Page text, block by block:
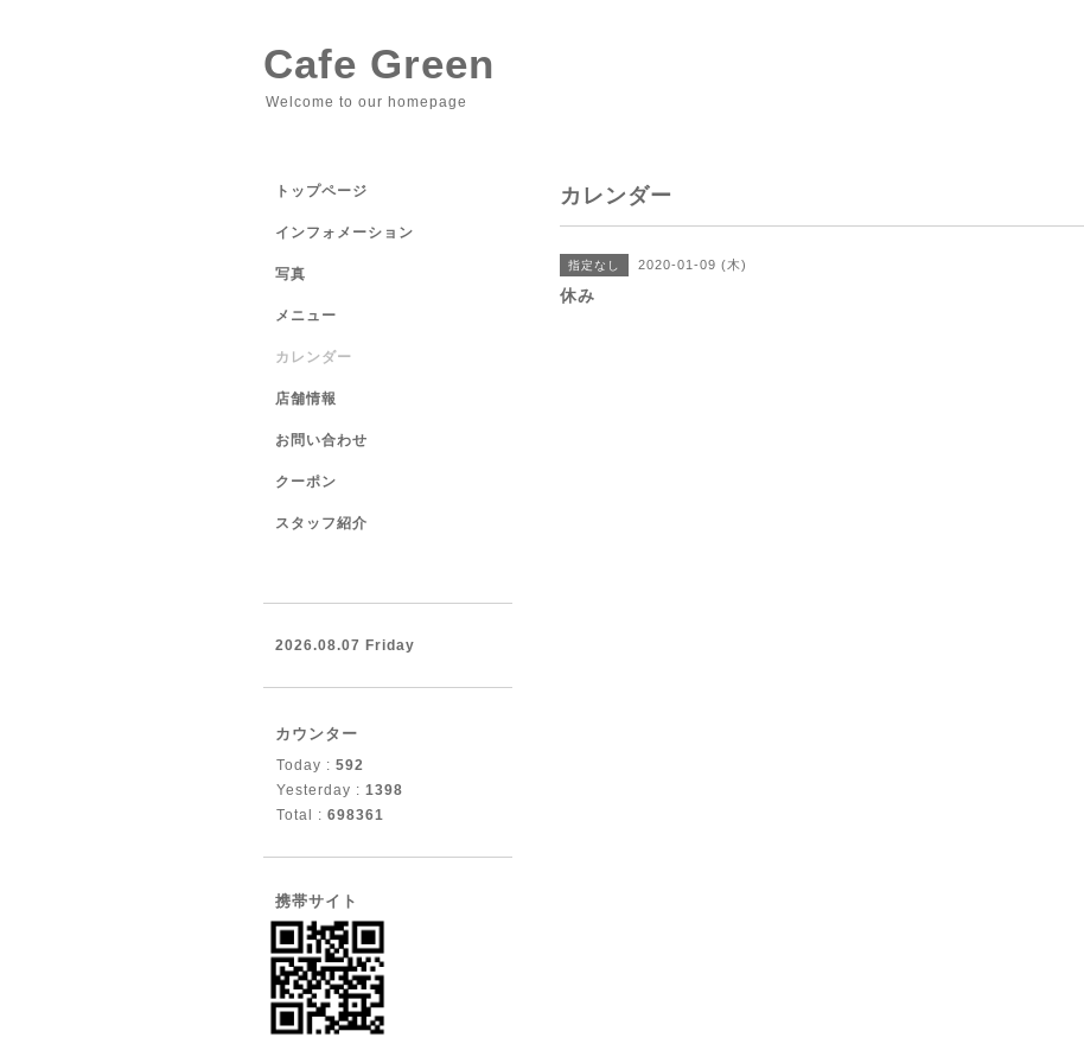
Cafe Green
Welcome to our homepage
カレンダー
指定なし 2020-01-09 (木)
休み
トップページ
インフォメーション
写真
メニュー
カレンダー
店舗情報
お問い合わせ
クーポン
スタッフ紹介
2026.08.07 Friday
カウンター
Today : 592
Yesterday : 1398
Total : 698361
携帯サイト